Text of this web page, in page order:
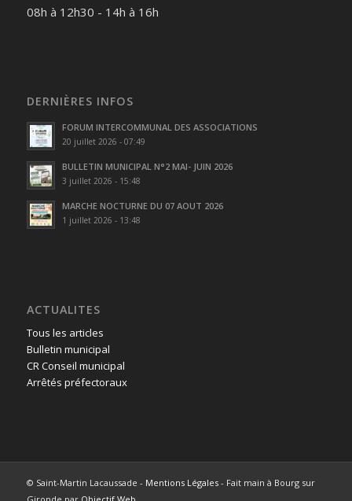
08h à 12h30 - 14h à 16h
DERNIÈRES INFOS
FORUM INTERCOMMUNAL DES ASSOCIATIONS
20 juillet 2026 - 07:49
BULLETIN MUNICIPAL N°2 MAI- JUIN 2026
3 juillet 2026 - 15:48
MARCHE NOCTURNE DU 07 AOUT 2026
1 juillet 2026 - 13:48
ACTUALITES
Tous les articles
Bulletin municipal
CR Conseil municipal
Arrêtés préfectoraux
© Saint-Martin Lacaussade - Mentions Légales- Fait main à Bourg sur